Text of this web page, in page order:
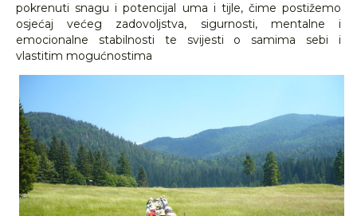
pokrenuti snagu i potencijal uma i tijle, čime postižemo
osjećaj većeg zadovoljstva, sigurnosti, mentalne i
emocionalne stabilnosti te svijesti o samima sebi i
vlastitim mogućnostima